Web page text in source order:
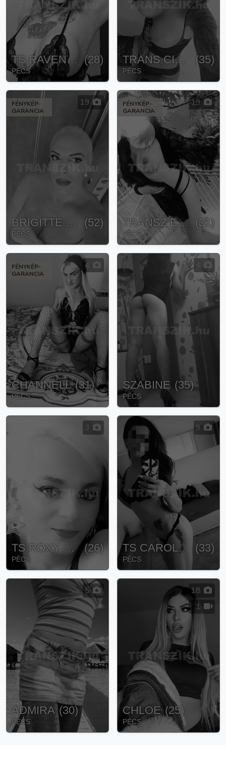
TS RAVENNA (28)
PÉCS
TRANS CIARA (35)
PÉCS
FÉNYKÉP-
GARANCIA
19
BRIGITTE TRANSZSZEXUÁLIS (52)
PÉCS
FÉNYKÉP-
GARANCIA
19
TRANSZ ERA (31)
PÉCS
FÉNYKÉP-
GARANCIA
4
CHANNELL (31)
PÉCS
4
SZABINE (35)
PÉCS
3
TS ROXY SPECIALY FOR YOU (26)
PÉCS
9
TS CAROLINE (33)
PÉCS
5
ADMIRA (30)
PÉCS
18
1
CHLOE (25)
PÉCS